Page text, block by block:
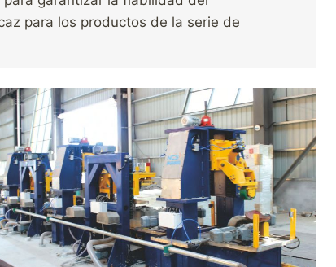
para los productos de la serie de